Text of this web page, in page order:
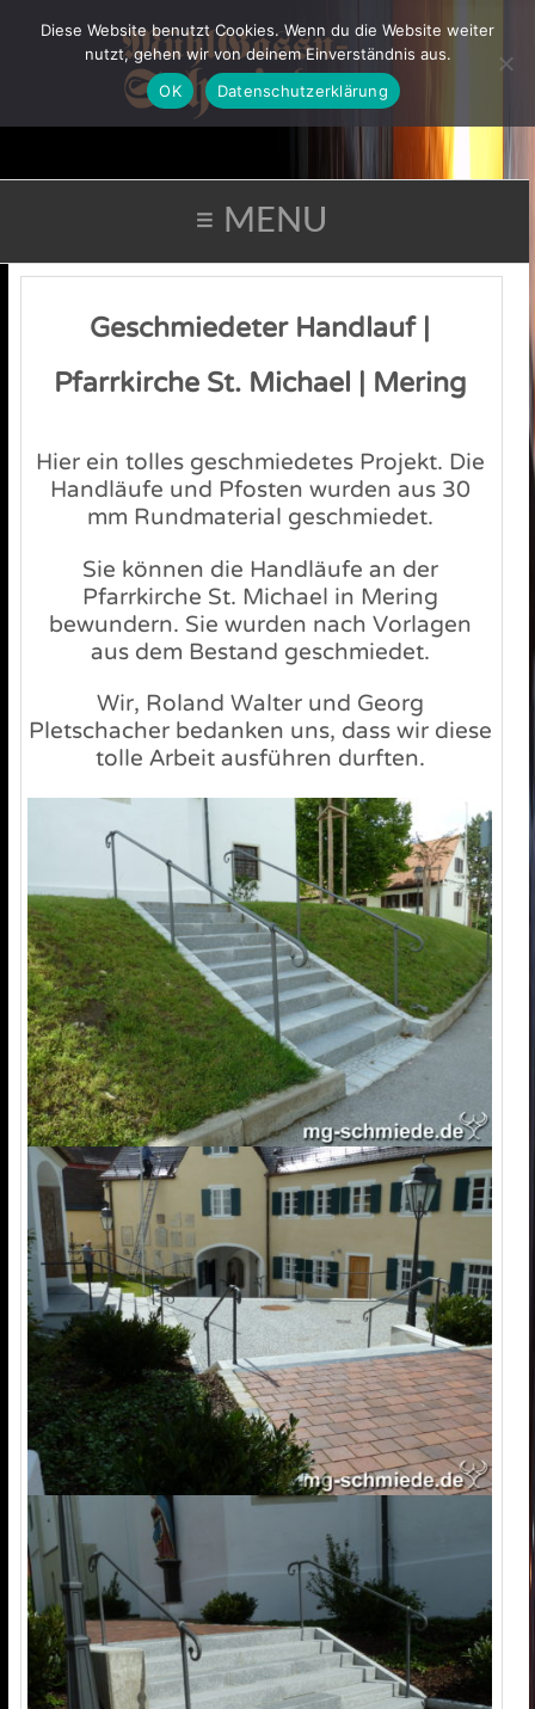
≡ MENU
Geschmiedeter Handlauf |
Pfarrkirche St. Michael | Mering
Hier ein tolles geschmiedetes Projekt. Die
Handläufe und Pfosten wurden aus 30
mm Rundmaterial geschmiedet.
Sie können die Handläufe an der
Pfarrkirche St. Michael in Mering
bewundern. Sie wurden nach Vorlagen
aus dem Bestand geschmiedet.
Wir, Roland Walter und Georg
Pletschacher bedanken uns, dass wir diese
tolle Arbeit ausführen durften.
Diese Website benutzt Cookies. Wenn du die Website weiter
nutzt, gehen wir von deinem Einverständnis aus.
OK
Datenschutzerklärung